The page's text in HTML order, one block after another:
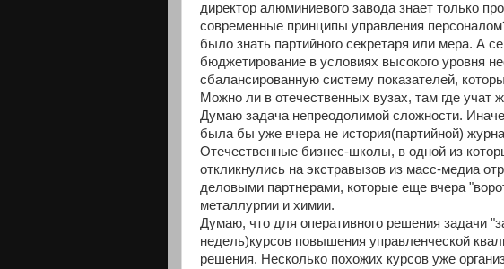
директор алюминиевого завода знает только
современные принципы управления
было знать партийного секретаря или мера. А
бюджетирование в условиях высокого уровня
сбалансированную систему показателей,
Можно ли в отечественных вузах, там где учат
Думаю задача непреодолимой сложности.
была бы уже вчера не история(партийной)
Отечественные бизнес-школы, в одной из
откликнулись на экстравызов из масс-медиа
деловыми партнерами, которые еще вчера
металлургии и химии.
Думаю, что для оперативного решения задачи
недель)курсов повышения управленческой
решения. Несколько похожих курсов уже